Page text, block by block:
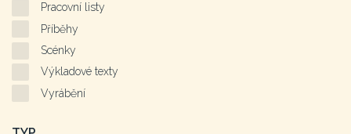
Pracovní listy
Příběhy
Scénky
Výkladové texty
Vyrábění